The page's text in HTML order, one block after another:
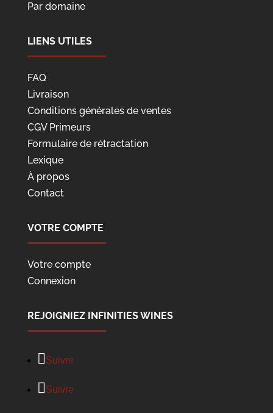
Par domaine
LIENS UTILES
FAQ
Livraison
Conditions générales de ventes
CGV Primeurs
Formulaire de rétractation
Lexique
À propos
Contact
VOTRE COMPTE
Votre compte
Connexion
REJOIGNIEZ INFINITIES WINES
Suivre
Suivre